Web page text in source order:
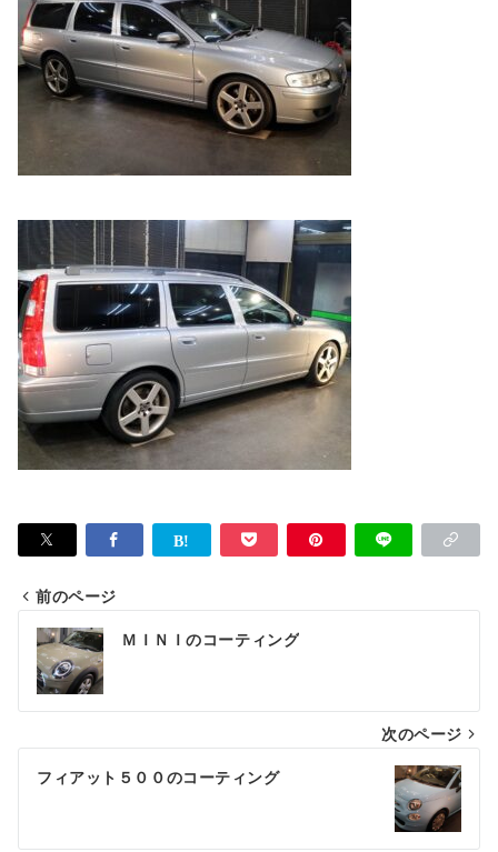
投
稿
ナ
ビ
ゲ
前のページ
ＭＩＮＩのコーティング
次のページ
フィアット５００のコーティング